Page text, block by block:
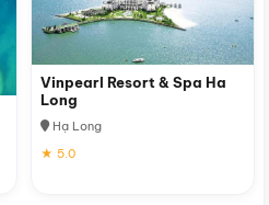
Vinpearl Resort & Spa Ha
Long
Hạ Long
★ 5.0